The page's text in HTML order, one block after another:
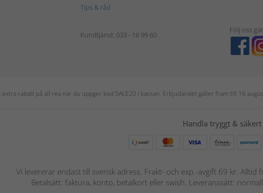
Tips & råd
Kundtjänst: 033 - 16 99 60
Följ oss
extra rabatt på all rea när du uppger kod SALE20 i kassan. Erbjudandet gäller fram till 16
Handla tryggt & säkert
Vi levererar endast till svensk adress. Frakt- och exp.-avgift 69 kr.
Betalsätt: faktura, konto, betalkort eller swish. Leveranssätt: